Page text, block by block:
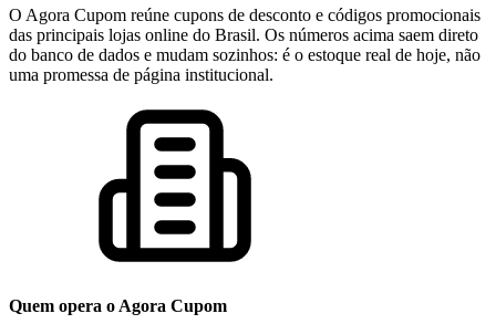
O Agora Cupom reúne cupons de desconto e códigos promocionais
das principais lojas online do Brasil. Os números acima saem direto
do banco de dados e mudam sozinhos: é o estoque real de hoje, não
uma promessa de página institucional.
Quem opera o Agora Cupom